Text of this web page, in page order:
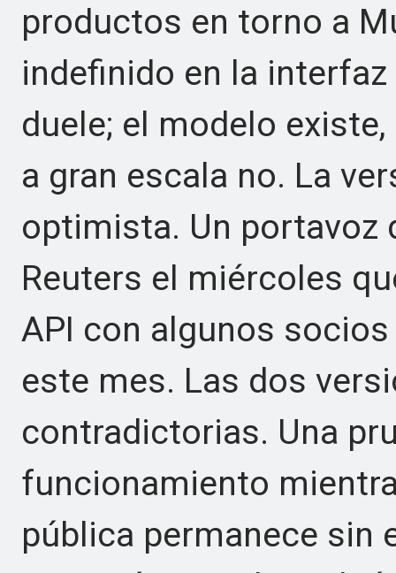
productos en torno a
indefinido en la
duele; el modelo
a gran escala no. La
optimista. Un portavoz
Reuters el miércoles
API con algunos
este mes. Las dos
contradictorias. Una
funcionamiento
pública permanece sin